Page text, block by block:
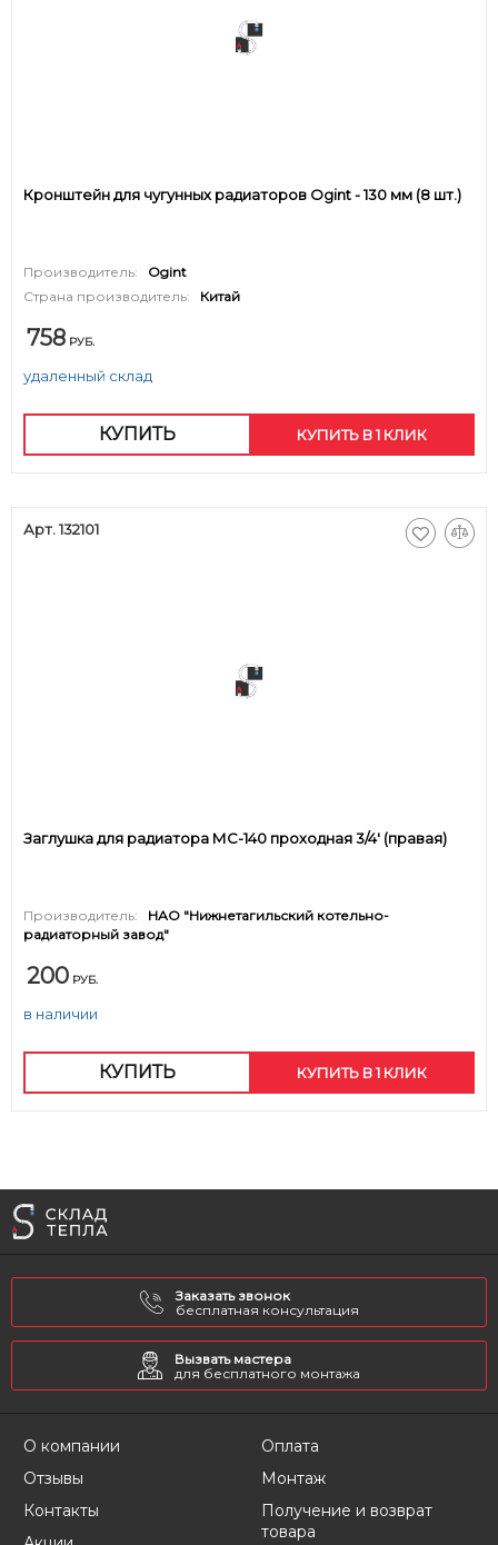
Кронштейн для чугунных радиаторов Ogint - 130 мм (8 шт.)
Производитель:
Ogint
Страна производитель:
Китай
758 РУБ.
удаленный склад
КУПИТЬ КУПИТЬ В 1 КЛИК
Арт. 132101
Заглушка для радиатора МС-140 проходная 3/4' (правая)
Производитель:
НАО "Нижнетагильский котельно-
радиаторный завод"
200 РУБ.
в наличии
КУПИТЬ КУПИТЬ В 1 КЛИК
Заказать звонок
бесплатная консультация
Вызвать мастера
для бесплатного монтажа
О компании
Отзывы
Контакты
Оплата
Монтаж
Получение и возврат
товара